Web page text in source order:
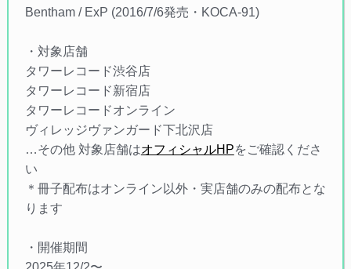
Bentham / ExP (2016/7/6発売・KOCA-91)
・対象店舗
タワーレコード渋谷店
タワーレコード新宿店
タワーレコードオンライン
ヴィレッジヴァンガード下北沢店
…その他 対象店舗はオフィシャルHPをご確認くださ
い
＊冊子配布はオンライン以外・実店舗のみの配布とな
ります
・開催期間